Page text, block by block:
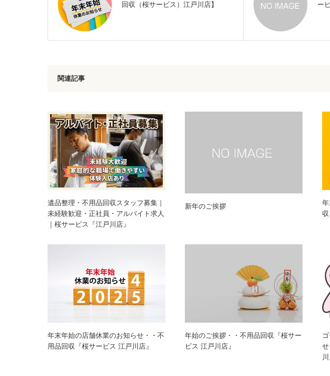
回収（桜サービス）江戸川店】
ー
関連記事
遺品整理・不用品回収スタッフ募集｜
未経験歓迎・正社員・アルバイト求人
｜桜サービス『江戸川店』
新年のご挨拶
年末年始の店舗休業のお知らせ・・不
用品回収『桜サービス 江戸川店』
年始のご挨拶・・不用品回収『桜サー
ビス 江戸川店』
川